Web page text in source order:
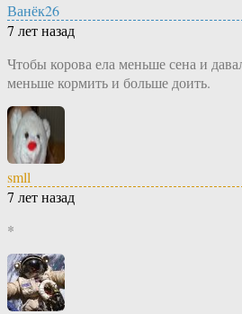
Ванёк26
7 лет назад
Чтобы корова ела меньше сена и
меньше кормить и больше доить.
smll
7 лет назад
*